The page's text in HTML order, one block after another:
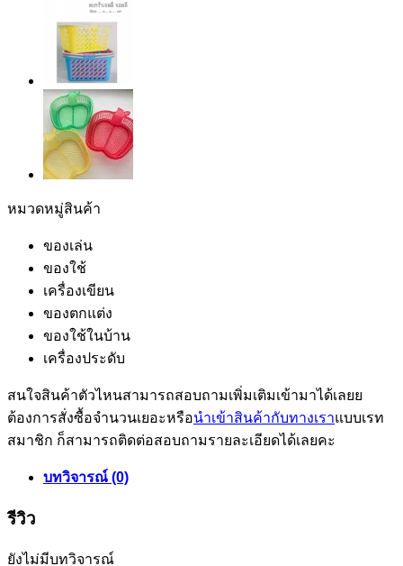
หมวดหมู่สินค้า
ของเล่น
ของใช้
เครื่องเขียน
ของตกแต่ง
ของใช้ในบ้าน
เครื่องประดับ
สนใจสินค้าตัวไหนสามารถสอบถามเพิ่มเติมเข้ามาได้เลยย
ต้องการสั่งซื้อจำนวนเยอะหรือนำเข้าสินค้ากับทางเราแบบเรท
สมาชิก ก็สามารถติดต่อสอบถามรายละเอียดได้เลยคะ
บทวิจารณ์ (0)
รีวิว
ยังไม่มีบทวิจารณ์